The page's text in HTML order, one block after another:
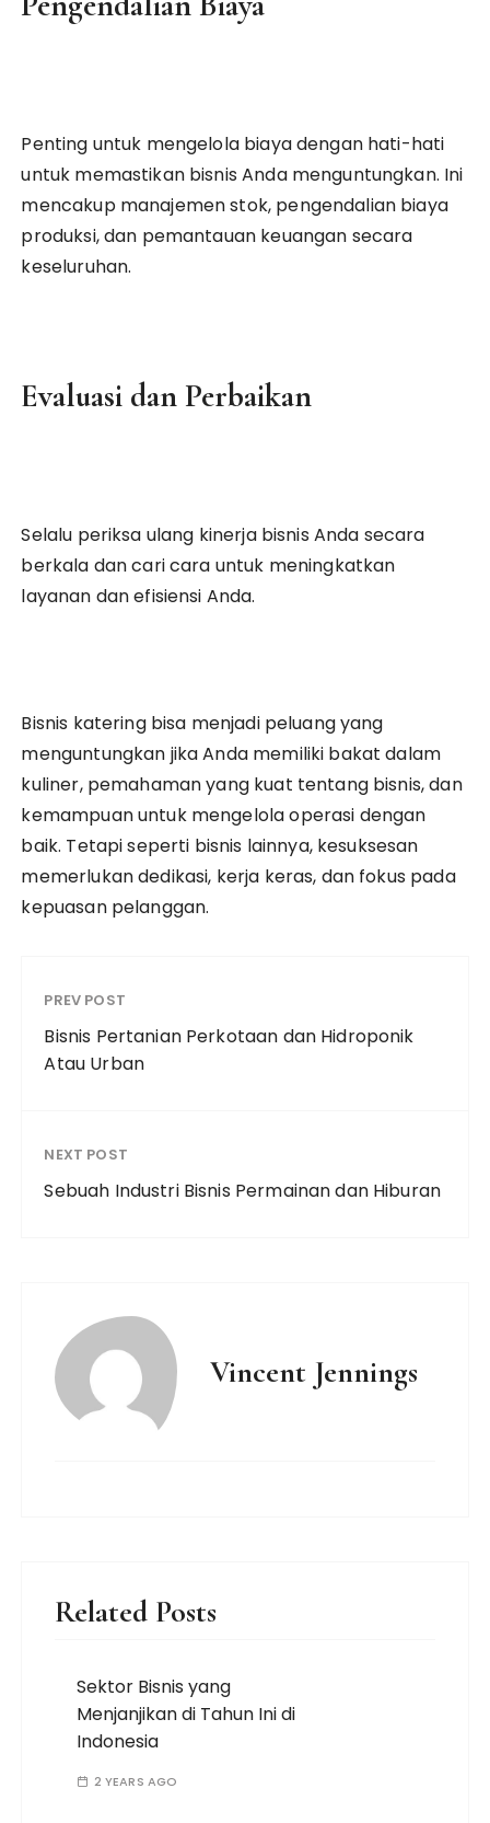
Penting untuk mengelola biaya dengan hati-hati
untuk memastikan bisnis Anda menguntungkan. Ini
mencakup manajemen stok, pengendalian biaya
produksi, dan pemantauan keuangan secara
keseluruhan.
Evaluasi dan Perbaikan
Selalu periksa ulang kinerja bisnis Anda secara
berkala dan cari cara untuk meningkatkan
layanan dan efisiensi Anda.
Bisnis katering bisa menjadi peluang yang
menguntungkan jika Anda memiliki bakat dalam
kuliner, pemahaman yang kuat tentang bisnis, dan
kemampuan untuk mengelola operasi dengan
baik. Tetapi seperti bisnis lainnya, kesuksesan
memerlukan dedikasi, kerja keras, dan fokus pada
kepuasan pelanggan.
PREV POST
Bisnis Pertanian Perkotaan dan Hidroponik
Atau Urban
NEXT POST
Sebuah Industri Bisnis Permainan dan Hiburan
Vincent Jennings
Related Posts
Sektor Bisnis yang
Menjanjikan di Tahun Ini di
Indonesia
2 YEARS AGO